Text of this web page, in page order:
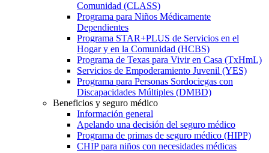
Comunidad (CLASS)
Programa para Niños Médicamente
Dependientes
Programa STAR+PLUS de Servicios en el
Hogar y en la Comunidad (HCBS)
Programa de Texas para Vivir en Casa (TxHmL)
Servicios de Empoderamiento Juvenil (YES)
Programa para Personas Sordociegas con
Discapacidades Múltiples (DMBD)
Beneficios y seguro médico
Información general
Apelando una decisión del seguro médico
Programa de primas de seguro médico (HIPP)
CHIP para niños con necesidades médicas